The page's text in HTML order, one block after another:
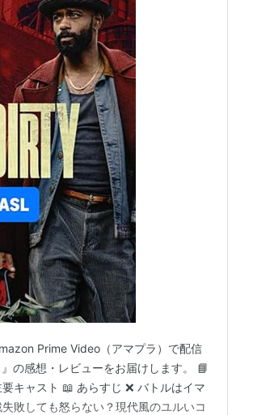
Prime Video（アマプラ）で配信
の感想・レビューをお届けします。 ​📘
キャスト 📖 あらすじ ​❌ バトルはイマ
敗しても怒らない？現代風のユルいコ